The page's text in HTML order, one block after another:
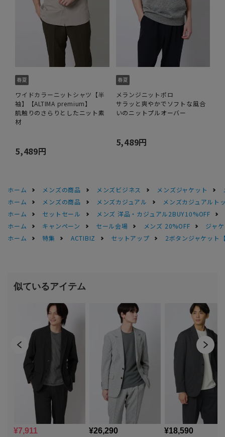
ワイドカラーニットシャツ【半
袖】【ALTIMA premium】
肌触りのさらりとしたニット素
材
5,489円
メランジニットポロ
サラッと爽やかでソフトな風合
いのニットプルオーバー
5,489円
ホーム メンズの商品 メンズビジネス メンズジャケット
ホーム
メンズの商品 メンズカジュアル
メンズカジュアルト
ホーム
セットセール
メンズ 洋品・カジュアル2BUY10%OFF
ホーム
キャンペーン セール会場 メンズ 20%OFF
ジャ
ホーム
特集 ACTIBIZ セットアップ 2ボタンジャケット